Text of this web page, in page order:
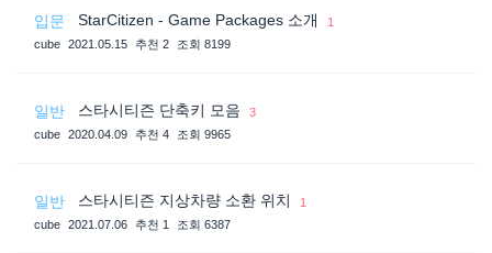
입문 StarCitizen - Game Packages 소개
1
cube 2021.05.15 추천 2 조회 8199
일반 스타시티즌 단축키 모음
3
cube 2020.04.09 추천 4 조회 9965
일반 스타시티즌 지상차량 소환 위치
1
cube 2021.07.06 추천 1 조회 6387